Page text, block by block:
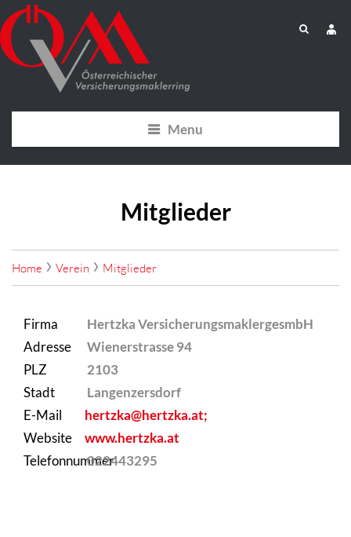
Menu
Mitglieder
Home Verein Mitglieder
Firma
Hertzka VersicherungsmaklergesmbH
Adresse
Wienerstrasse 94
PLZ
2103
Stadt
Langenzersdorf
E-Mail
hertzka@hertzka.at;
Website
www.hertzka.at
Telefonnummer022443295